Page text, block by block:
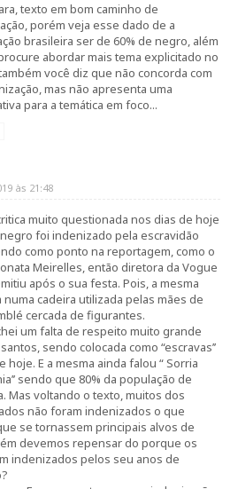
texto em bom caminho de
porém veja esse dado de a
brasileira ser de 60% de negro, além
abordar mais tema explicitado no
você diz que não concorda com
mas não apresenta uma
para a temática em foco...
às 21:48
muito questionada nos dias de hoje
foi indenizado pela escravidão
como ponto na reportagem, como o
Meirelles, então diretora da Vogue
após o sua festa. Pois, a mesma
cadeira utilizada pelas mães de
cercada de figurantes.
um falta de respeito muito grande
sendo colocada como “escravas’’
hoje. E a mesma ainda falou “ Sorria
sendo que 80% da população de
Mas voltando o texto, muitos dos
não foram indenizados o que
se tornassem principais alvos de
devemos repensar do porque os
indenizados pelos seu anos de